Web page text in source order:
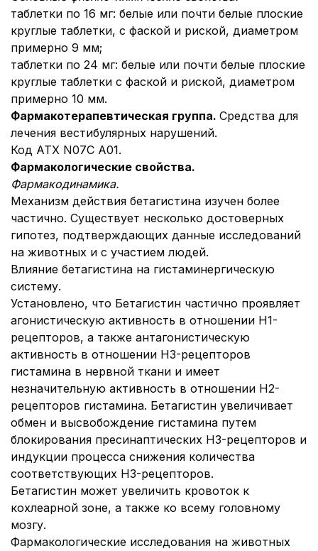
таблетки по 16 мг: белые или почти белые плоские
круглые таблетки, с фаской и риской, диаметром
примерно 9 мм;
таблетки по 24 мг: белые или почти белые плоские
круглые таблетки с фаской и риской, диаметром
примерно 10 мм.
Фармакотерапевтическая группа. Средства для
лечения вестибулярных нарушений.
Код АТХ N07C A01.
Фармакологические свойства.
Фармакодинамика.
Механизм действия бетагистина изучен более
частично. Существует несколько достоверных
гипотез, подтверждающих данные исследований
на животных и с участием людей.
Влияние бетагистина на гистаминергическую
систему.
Установлено, что Бетагистин частично проявляет
агонистическую активность в отношении Н1-
рецепторов, а также антагонистическую
активность в отношении Н3-рецепторов
гистамина в нервной ткани и имеет
незначительную активность в отношении Н2-
рецепторов гистамина. Бетагистин увеличивает
обмен и высвобождение гистамина путем
блокирования пресинаптических Н3-рецепторов и
индукции процесса снижения количества
соответствующих Н3-рецепторов.
Бетагистин может увеличить кровоток к
кохлеарной зоне, а также ко всему головному
мозгу.
Фармакологические исследования на животных